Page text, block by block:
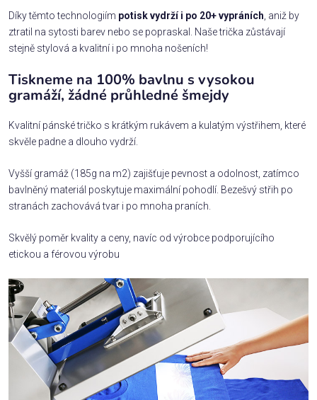
Díky těmto technologiím potisk vydrží i po 20+ vypráních , aniž by
ztratil na sytosti barev nebo se popraskal. Naše trička zůstávají
stejně stylová a kvalitní i po mnoha nošeních!
Tiskneme na 100% bavlnu s vysokou
gramáží, žádné průhledné šmejdy
Kvalitní pánské tričko s krátkým rukávem a kulatým výstřihem, které
skvěle padne a dlouho vydrží.
Vyšší gramáž (185g na m2) zajišťuje pevnost a odolnost, zatímco
bavlněný materiál poskytuje maximální pohodlí. Bezešvý střih po
stranách zachovává tvar i po mnoha praních.
Skvělý poměr kvality a ceny, navíc od výrobce podporujícího
etickou a férovou výrobu